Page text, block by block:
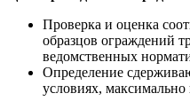
Проверка и оценка
образцов ограждений
ведомственных
Определение
условиях,